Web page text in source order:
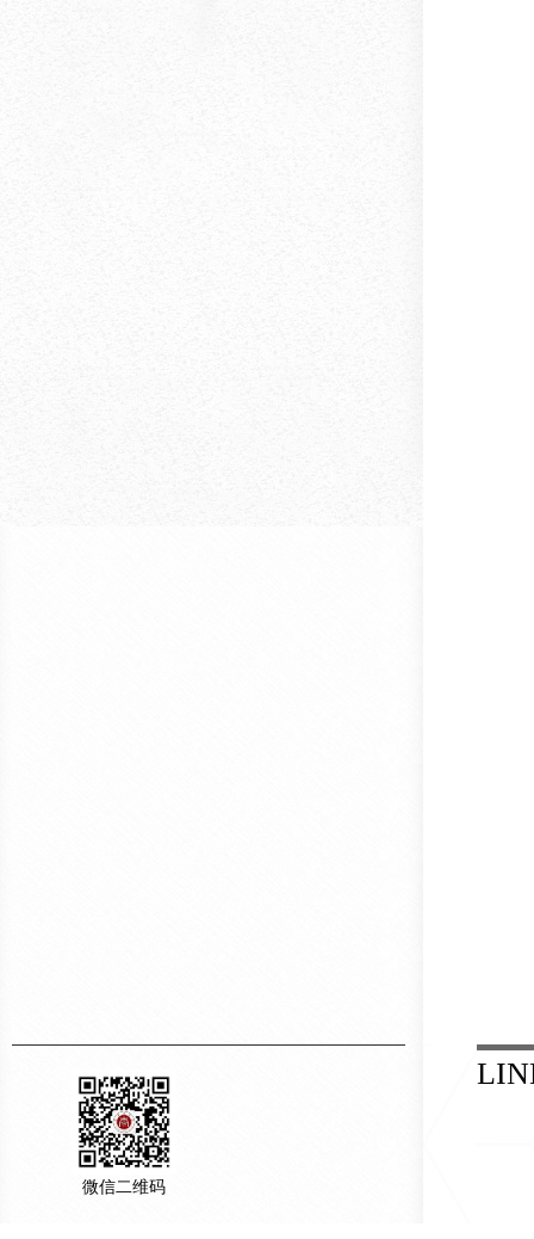
微信二维码